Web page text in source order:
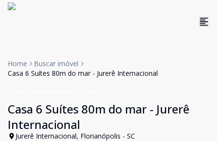
Home
Buscar imóvel
Casa 6 Suítes 80m do mar - Jurerê Internacional
Casa 6 Suítes 80m do mar - Jurerê
Internacional
Jurerê Internacional, Florianópolis - SC